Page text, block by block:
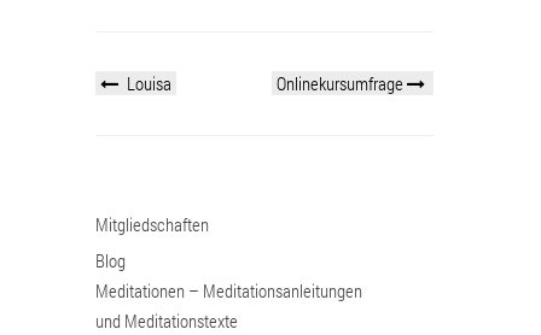
Louisa Onlinekursumfrage
Mitgliedschaften
Blog
Meditationen – Meditationsanleitungen
und Meditationstexte